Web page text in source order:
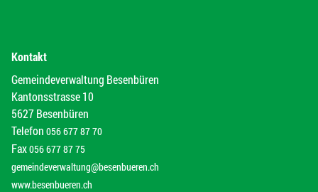
Kontakt
Gemeindeverwaltung Besenbüren
Kantonsstrasse 10
5627 Besenbüren
Telefon 056 677 87 70
Fax056 677 87 75
gemeindeverwaltung@besenbueren.ch
www.besenbueren.ch